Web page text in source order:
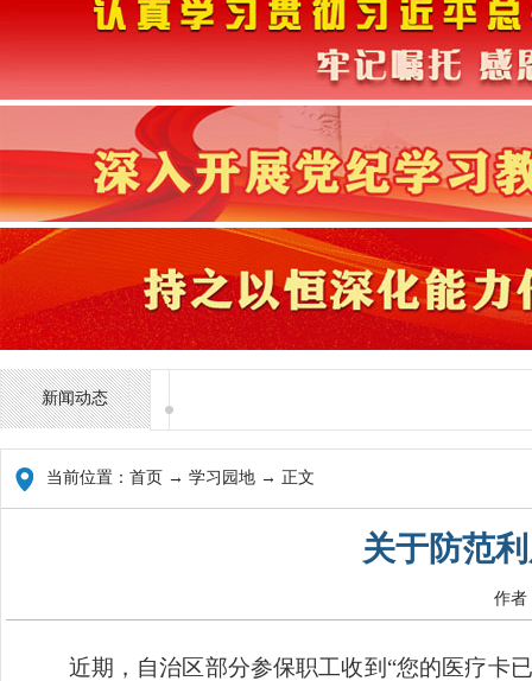
新闻动态
当前位置： 首页 → 学习园地 → 正文
关于防范
作
近期，自治区部分参保职工收到“您的医疗卡